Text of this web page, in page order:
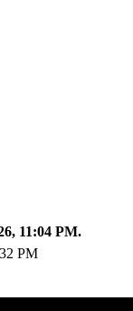
11:04 PM.
PM